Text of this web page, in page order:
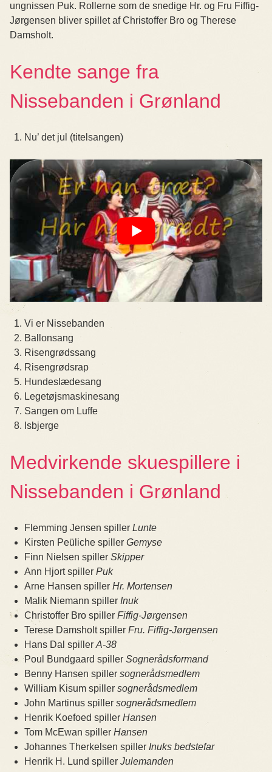
ungnissen Puk. Rollerne som de snedige Hr. og Fru Fiffig-
Jørgensen bliver spillet af Christoffer Bro og Therese
Damsholt.
Kendte sange fra
Nissebanden i Grønland
Nu’ det jul (titelsangen)
Vi er Nissebanden
Ballonsang
Risengrødssang
Risengrødsrap
Hundeslædesang
Legetøjsmaskinesang
Sangen om Luffe
Isbjerge
Medvirkende skuespillere i
Nissebanden i Grønland
Flemming Jensen spiller Lunte
Kirsten Peüliche spiller Gemyse
Finn Nielsen spiller Skipper
Ann Hjort spiller Puk
Arne Hansen spiller Hr. Mortensen
Malik Niemann spiller Inuk
Christoffer Bro spiller Fiffig-Jørgensen
Terese Damsholt spiller Fru. Fiffig-Jørgensen
Hans Dal spiller A-38
Poul Bundgaard spiller Sognerådsformand
Benny Hansen spiller sognerådsmedlem
William Kisum spiller sognerådsmedlem
John Martinus spiller sognerådsmedlem
Henrik Koefoed spiller Hansen
Tom McEwan spiller Hansen
Johannes Therkelsen spiller Inuks bedstefar
Henrik H. Lund spiller Julemanden